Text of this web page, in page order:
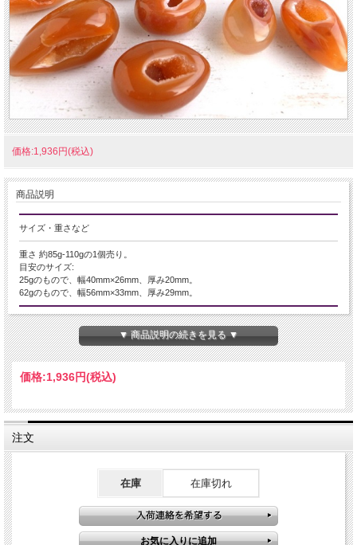
価格:1,936円(税込)
商品説明
サイズ・重さなど
重さ 約85g‐110gの1個売り。
目安のサイズ:
25gのもので、幅40mm×26mm、厚み20mm。
62gのもので、幅56mm×33mm、厚み29mm。
産地・原産国
ブラジル産
グレードなど
名称など
笑口サードオニキス【赤縞瑪瑙】 ポリッシュタンブル
『笑顔のような石』『笑口』と呼ばれる笑口サードオニキス・カーネリアンのタ
ンブルを入荷いたしました！！
▼ 商品説明の続きを見る ▼
価格:1,936円(税込)
注文
在庫 在庫切れ